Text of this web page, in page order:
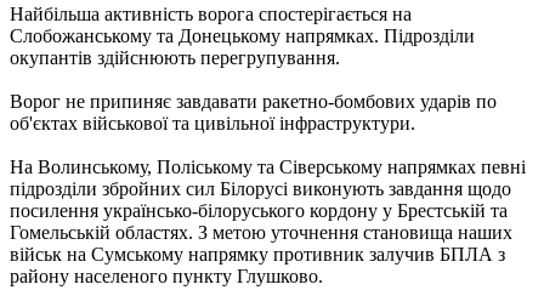
Найбільша активність ворога спостерігається на
Слобожанському та Донецькому напрямках. Підрозділи
окупантів здійснюють перегрупування.
Ворог не припиняє завдавати ракетно-бомбових ударів по
об'єктах військової та цивільної інфраструктури.
На Волинському, Поліському та Сіверському напрямках певні
підрозділи збройних сил Білорусі виконують завдання щодо
посилення українсько-білоруського кордону у Брестській та
Гомельській областях. З метою уточнення становища наших
військ на Сумському напрямку противник залучив БПЛА з
району населеного пункту Глушково.